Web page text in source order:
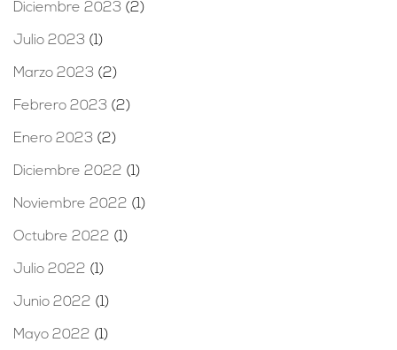
Diciembre 2023 (2)
Julio 2023 (1)
Marzo 2023 (2)
Febrero 2023 (2)
Enero 2023 (2)
Diciembre 2022 (1)
Noviembre 2022 (1)
Octubre 2022 (1)
Julio 2022 (1)
Junio 2022 (1)
Mayo 2022 (1)